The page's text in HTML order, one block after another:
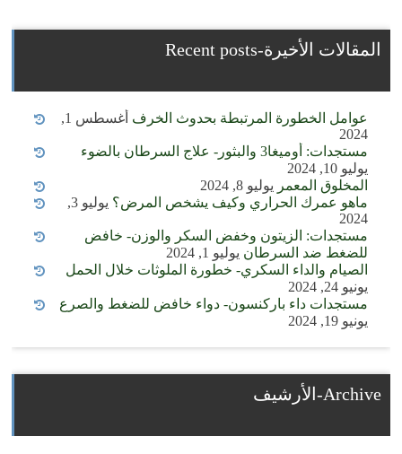
المقالات الأخيرة-Recent posts
عوامل الخطورة المرتبطة بحدوث الخرف
أغسطس 1,
2024
مستجدات: أوميغا3 والبثور- علاج السرطان بالضوء
يوليو 10, 2024
المخلوق المعمر يوليو 8, 2024
ماهو عمرك الحراري وكيف يشخص المرض؟
يوليو 3,
2024
مستجدات: الزيتون وخفض السكر والوزن- خافض
للضغط ضد السرطان يوليو 1, 2024
الصيام والداء السكري- خطورة الملوثات خلال الحمل
يونيو 24, 2024
مستجدات داء باركنسون- دواء خافض للضغط والصرع
يونيو 19, 2024
Archive-الأرشيف